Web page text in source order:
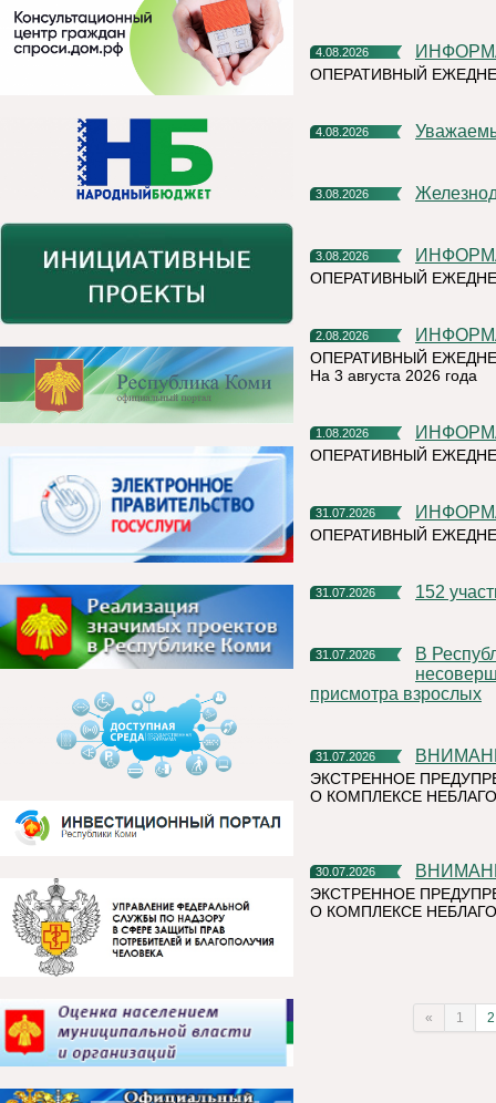
4.08.2026
ОПЕРАТИВНЫЙ
4.08.2026
3.08.2026
3.08.2026
ОПЕРАТИВНЫЙ
2.08.2026
ОПЕРАТИВНЫЙ
На 3 августа 2026 года
1.08.2026
ОПЕРАТИВНЫЙ
31.07.2026
ОПЕРАТИВНЫЙ
31.07.2026 152
31.07.2026
В Республике Коми участились случаи нахождения и купания
присмотра взрослых
31.07.2026
ЭКСТРЕННОЕ
О КОМПЛЕКСЕ
30.07.2026
ЭКСТРЕННОЕ
О КОМПЛЕКСЕ
« 1 2